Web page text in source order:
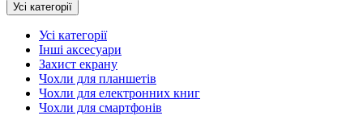
Усі категорії
Усі категорії
Інші аксесуари
Захист екрану
Чохли для планшетів
Чохли для електронних книг
Чохли для смартфонів